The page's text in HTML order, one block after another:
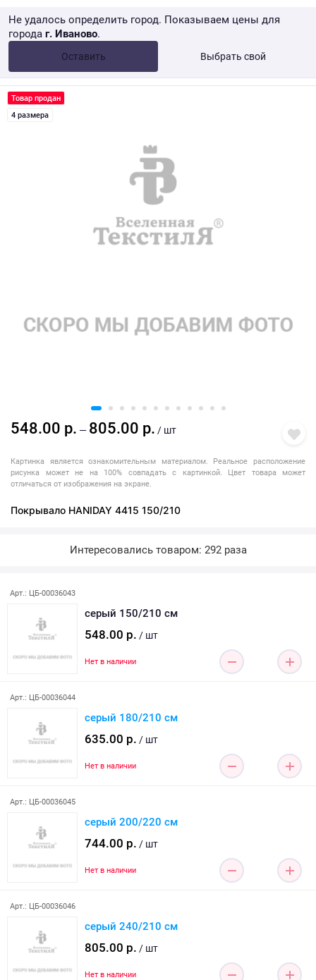
Не удалось определить город. Показываем цены для
города г. Иваново.
Оставить Выбрать свой
от 10 000 ₽ Розница → WB
Товар продан
4 размера
548.00 р. — 805.00 р. / шт
Картинка является ознакомительным материалом. Реальное расположение
рисунка может не на 100% совпадать с картинкой. Цвет товара может
отличаться от изображения на экране.
Покрывало HANIDAY 4415 150/210
Интересовались товаром: 292 раза
Арт.: ЦБ-00036043
серый 150/210 см
548.00 р. / шт
Нет в наличии
Арт.: ЦБ-00036044
серый 180/210 см
635.00 р. / шт
Нет в наличии
Арт.: ЦБ-00036045
серый 200/220 см
744.00 р. / шт
Нет в наличии
Арт.: ЦБ-00036046
серый 240/210 см
805.00 р. / шт
Нет в наличии